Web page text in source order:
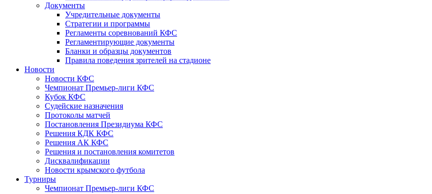
Документы
Учредительные документы
Стратегии и программы
Регламенты соревнований КФС
Регламентирующие документы
Бланки и образцы документов
Правила поведения зрителей на стадионе
Новости
Новости КФС
Чемпионат Премьер-лиги КФС
Кубок КФС
Судейские назначения
Протоколы матчей
Постановления Президиума КФС
Решения КДК КФС
Решения АК КФС
Решения и постановления комитетов
Дисквалификации
Новости крымского футбола
Турниры
Чемпионат Премьер-лиги КФС